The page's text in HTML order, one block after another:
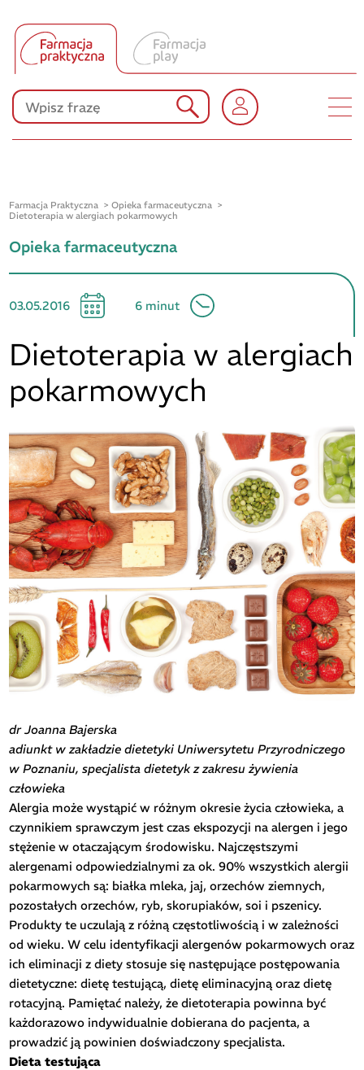
Produkty Polpharmy
KONKURSY
Farmacja Praktyczna
Opieka farmaceutyczna
Dietoterapia w alergiach pokarmowych
Opieka farmaceutyczna
03.05.2016 6 minut
Dietoterapia w alergiach
pokarmowych
dr Joanna Bajerska
adiunkt w zakładzie dietetyki Uniwersytetu Przyrodniczego
w Poznaniu, specjalista dietetyk z zakresu żywienia
człowieka
Alergia może wystąpić w różnym okresie życia człowieka, a
czynnikiem sprawczym jest czas ekspozycji na alergen i jego
stężenie w otaczającym środowisku. Najczęstszymi
alergenami odpowiedzialnymi za ok. 90% wszystkich alergii
pokarmowych są: białka mleka, jaj, orzechów ziemnych,
pozostałych orzechów, ryb, skorupiaków, soi i pszenicy.
Produkty te uczulają z różną częstotliwością i w zależności
od wieku. W celu identyfikacji alergenów pokarmowych oraz
ich eliminacji z diety stosuje się następujące postępowania
dietetyczne: dietę testującą, dietę eliminacyjną oraz dietę
rotacyjną. Pamiętać należy, że dietoterapia powinna być
każdorazowo indywidualnie dobierana do pacjenta, a
prowadzić ją powinien doświadczony specjalista.
Dieta testująca